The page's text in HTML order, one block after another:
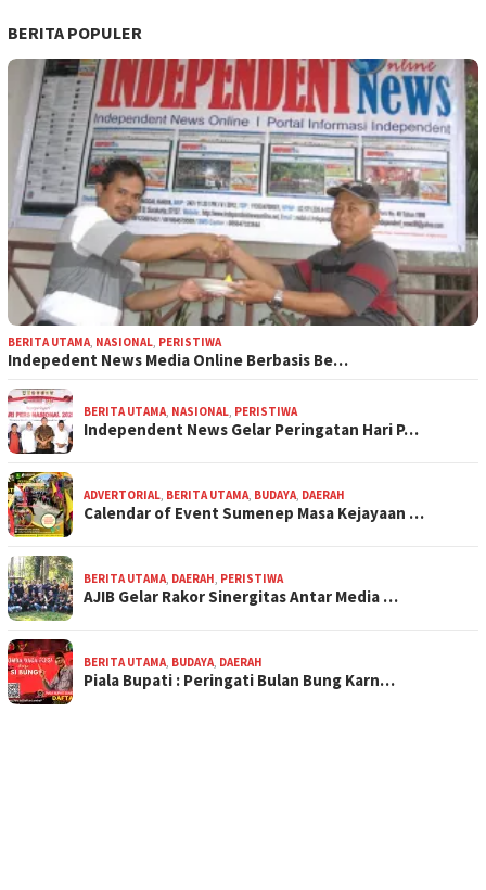
BERITA POPULER
BERITA UTAMA, NASIONAL, PERISTIWA
Indepedent News Media Online Berbasis Be…
BERITA UTAMA, NASIONAL, PERISTIWA
Independent News Gelar Peringatan Hari P…
ADVERTORIAL, BERITA UTAMA, BUDAYA, DAERAH
Calendar of Event Sumenep Masa Kejayaan …
BERITA UTAMA, DAERAH, PERISTIWA
AJIB Gelar Rakor Sinergitas Antar Media …
BERITA UTAMA, BUDAYA, DAERAH
Piala Bupati : Peringati Bulan Bung Karn…